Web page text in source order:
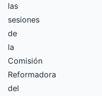
las
sesiones
de
la
Comisión
Reformadora
del